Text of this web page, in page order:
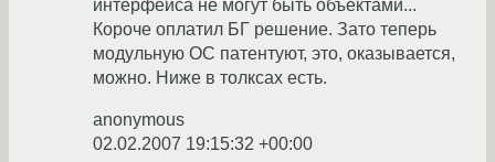
интерфейса не могут быть объектами...
Короче оплатил БГ решение. Зато теперь
модульную ОС патентуют, это, оказывается,
можно. Ниже в толксах есть.
anonymous
02.02.2007 19:15:32 +00:00